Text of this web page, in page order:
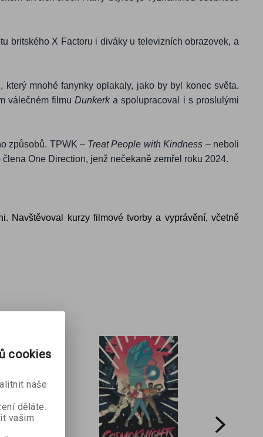
britského X Factoru i diváky u televizních obrazovek, a
mnohé fanynky oplakaly, jako by byl konec světa.
válečném filmu Dunkerka spolupracoval i s proslulými
způsobů. TPWK – Treat People with Kindness – neboli
One Direction, jenž nečekaně zemřel roku 2024.
Navštěvoval kurzy filmové tvorby a vyprávění, včetně
cookies
naše
děláte.
vašim